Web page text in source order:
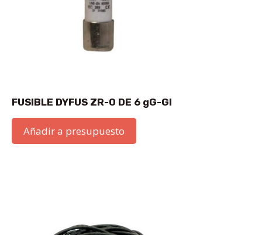
FUSIBLE DYFUS ZR-0 DE 6 gG-GI
Añadir a presupuesto